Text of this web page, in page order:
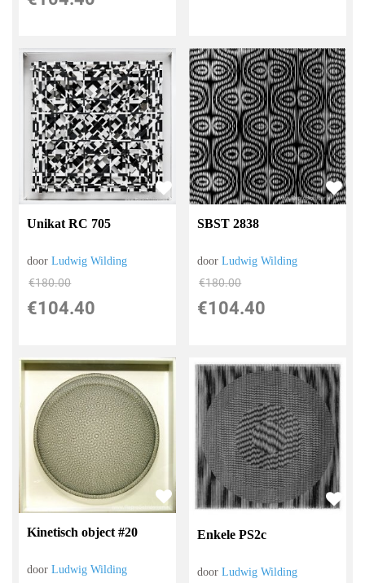
Unikat RC 705
doorLudwig Wilding
€180.00
€104.40
SBST 2838
doorLudwig Wilding
€180.00
€104.40
Kinetisch object #20
doorLudwig Wilding
Enkele PS2c
doorLudwig Wilding